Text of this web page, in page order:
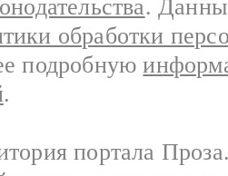
.
обработки
подробную
.
портала